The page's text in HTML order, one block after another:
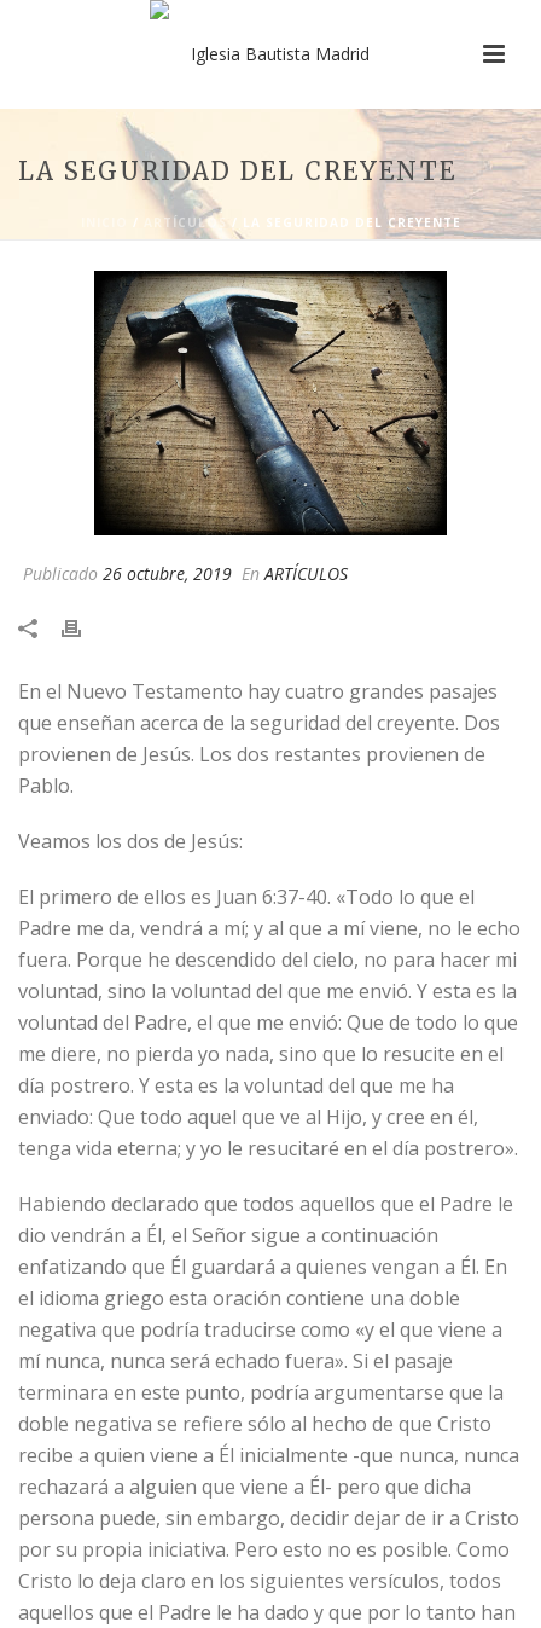
LA SEGURIDAD DEL CREYENTE
/ ARTÍCULOS / LA SEGURIDAD DEL CREYENTE
Publicado 26 octubre, 2019 EnARTÍCULOS
En el Nuevo Testamento hay cuatro grandes pasajes
que enseñan acerca de la seguridad del creyente. Dos
provienen de Jesús. Los dos restantes provienen de
Pablo.
Veamos los dos de Jesús:
El primero de ellos es Juan 6:37-40. «Todo lo que el
Padre me da, vendrá a mí; y al que a mí viene, no le echo
fuera. Porque he descendido del cielo, no para hacer mi
voluntad, sino la voluntad del que me envió. Y esta es la
voluntad del Padre, el que me envió: Que de todo lo que
me diere, no pierda yo nada, sino que lo resucite en el
día postrero. Y esta es la voluntad del que me ha
enviado: Que todo aquel que ve al Hijo, y cree en él,
tenga vida eterna; y yo le resucitaré en el día postrero».
Habiendo declarado que todos aquellos que el Padre le
dio vendrán a Él, el Señor sigue a continuación
enfatizando que Él guardará a quienes vengan a Él. En
el idioma griego esta oración contiene una doble
negativa que podría traducirse como «y el que viene a
mí nunca, nunca será echado fuera». Si el pasaje
terminara en este punto, podría argumentarse que la
doble negativa se refiere sólo al hecho de que Cristo
recibe a quien viene a Él inicialmente -que nunca, nunca
rechazará a alguien que viene a Él- pero que dicha
persona puede, sin embargo, decidir dejar de ir a Cristo
por su propia iniciativa. Pero esto no es posible. Como
Cristo lo deja claro en los siguientes versículos, todos
aquellos que el Padre le ha dado y que por lo tanto han